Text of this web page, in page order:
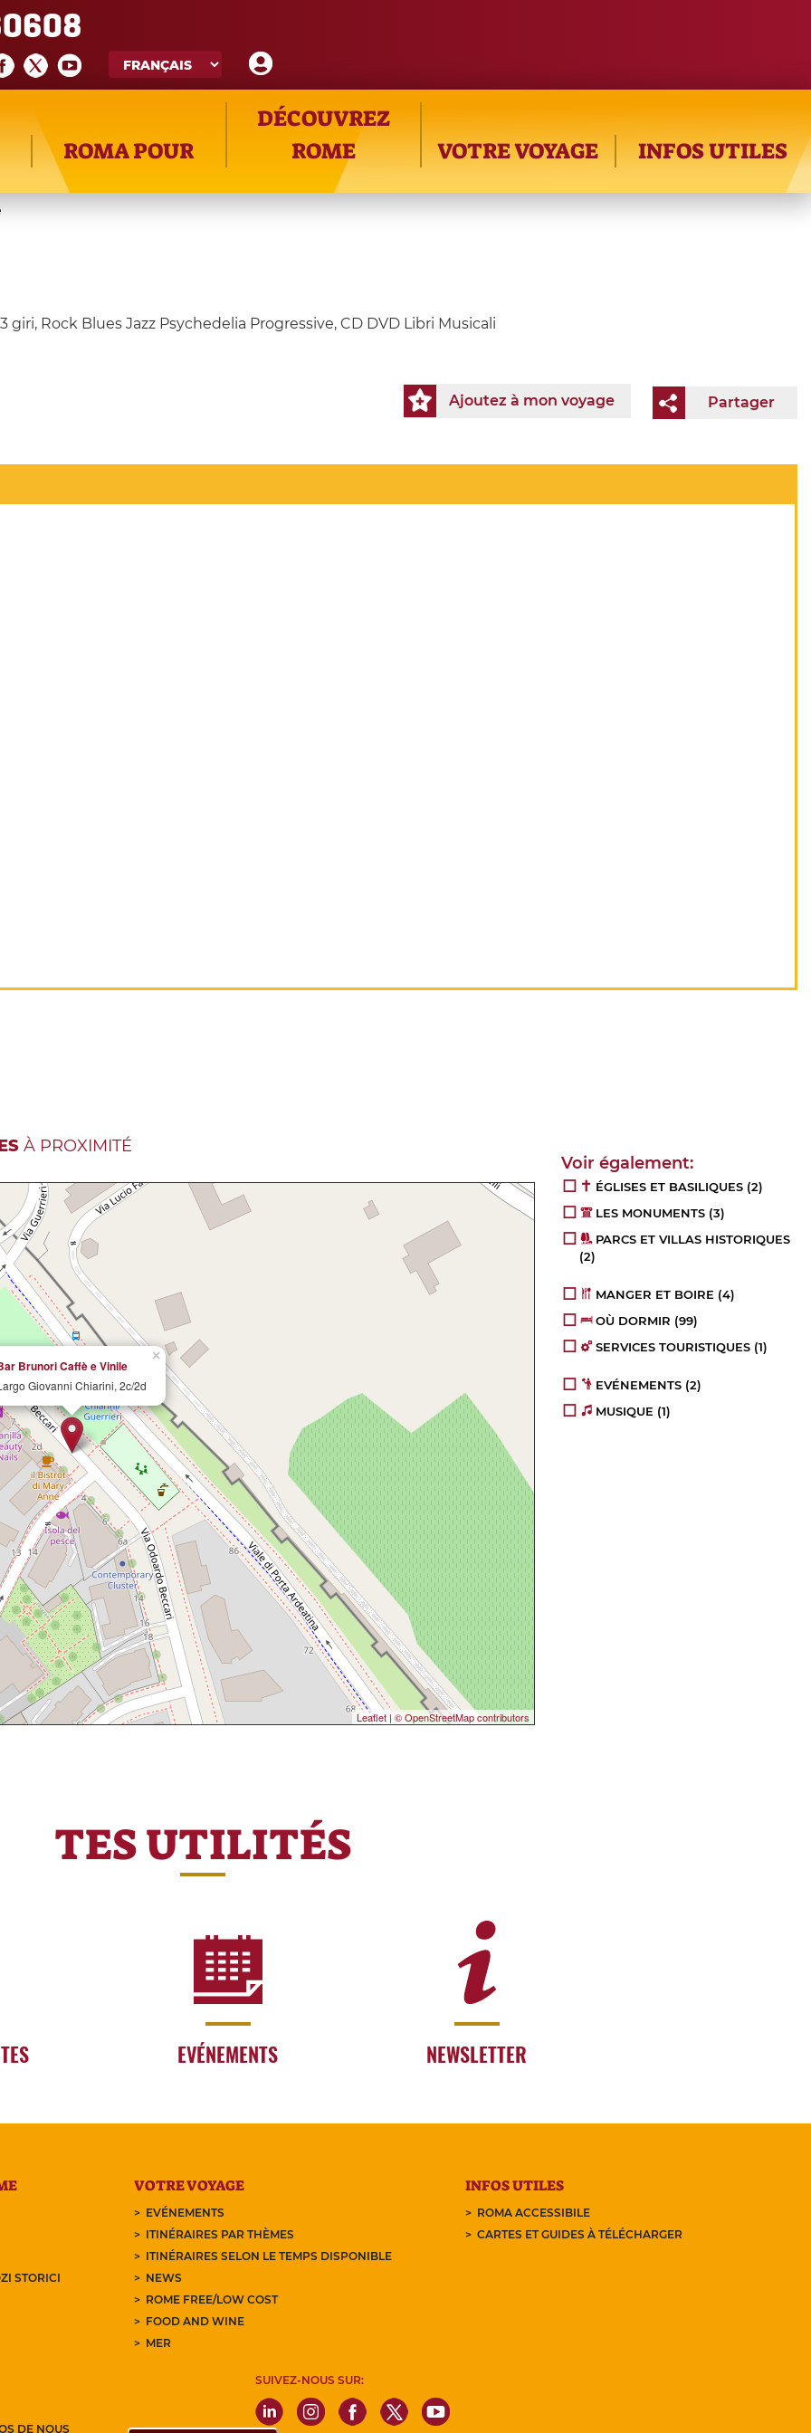
ROMA POUR
DÉCOUVREZ
ROME
VOTRE VOYAGE INFOS UTILES
giri, Rock Blues Jazz Psychedelia Progressive, CD DVD Libri Musicali
Partager
Ajoutez à mon voyage
À PROXIMITÉ
×
Brunori Caffè e Vinile
Giovanni Chiarini, 2c/2d
Leaflet |© OpenStreetMap contributors
ÉGLISES ET BASILIQUES (2)
LES MONUMENTS (3)
PARCS ET VILLAS HISTORIQUES
(2)
MANGER ET BOIRE (4)
OÙ DORMIR (99)
SERVICES TOURISTIQUES (1)
EVÉNEMENTS (2)
MUSIQUE (1)
TES UTILITÉS
EVÉNEMENTS NEWSLETTER
STORICI
VOTRE VOYAGE
EVÉNEMENTS
ITINÉRAIRES PAR THÈMES
ITINÉRAIRES SELON LE TEMPS DISPONIBLE
NEWS
ROME FREE/LOW COST
FOOD AND WINE
MER
INFOS UTILES
ROMA ACCESSIBILE
CARTES ET GUIDES À TÉLÉCHARGER
DE NOUS
SUIVEZ-NOUS SUR: